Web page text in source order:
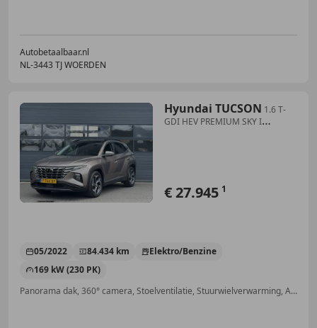
Autobetaalbaar.nl
NL-3443 TJ WOERDEN
Hyundai TUCSON 1.6 T-
GDI HEV PREMIUM SKY I
€ 27.945 1
05/2022 84.434 km
Elektro/Benzine
169 kW (230 PK)
Panorama dak, 360° camera, Stoelventilatie, Stuurwielverwarming, Airbag bestuurder, Garantie, Alarm, Elektrische stoelverstelling